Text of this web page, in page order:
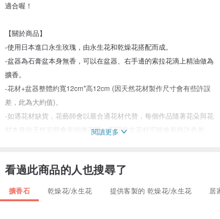
適合喔！
【關於商品】
-使用日本進口永生玫瑰，由永生花和乾燥花搭配而成。
-盆器為石膏盆本身無香，可以在盆器、右手邊的索拉花滴上精油做為
擴香。
-花材+盆器整體約寬12cm*高12cm (因天然花材製作尺寸會有些許誤
差，此為大約值)。
-如遇花材缺貨，花藝師會以最合適花材代替，每個作品隨著花朵與花
材本身的天然姿態會有些微不同，不同批次花材可能會有些許色差。
閱讀更多
看過此商品的人也搜尋了
擴香石 乾燥花/永生花 提供客製的 乾燥花/永生花 居